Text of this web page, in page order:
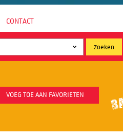
CONTACT
VOEG TOE AAN FAVORIETEN